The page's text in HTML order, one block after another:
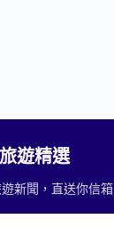
遊精選
新聞，直送你信箱